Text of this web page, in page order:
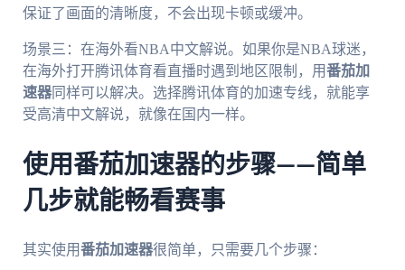
保证了画面的清晰度，不会出现卡顿或缓冲。
场景三：在海外看NBA中文解说。如果你是NBA球迷，
在海外打开腾讯体育看直播时遇到地区限制，用番茄加
速器同样可以解决。选择腾讯体育的加速专线，就能享
受高清中文解说，就像在国内一样。
使用番茄加速器的步骤——简单
几步就能畅看赛事
其实使用番茄加速器很简单，只需要几个步骤：